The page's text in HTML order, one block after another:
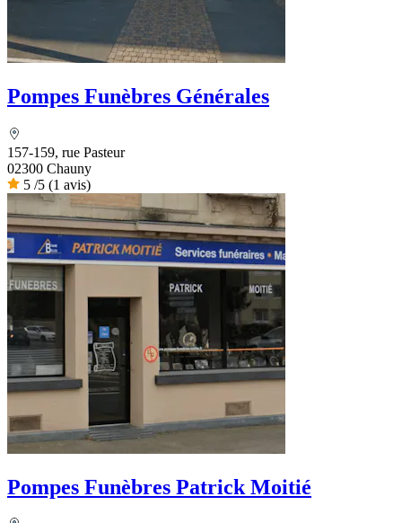
Pompes Funèbres Générales
157-159, rue Pasteur
02300 Chauny
5 /5 (1 avis)
Pompes Funèbres Patrick Moitié